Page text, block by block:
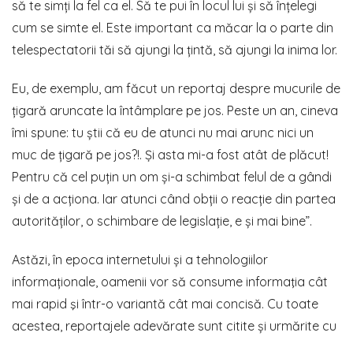
să te simți la fel ca el. Să te pui în locul lui și să înțelegi
cum se simte el. Este important ca măcar la o parte din
telespectatorii tăi să ajungi la țintă, să ajungi la inima lor.
Eu, de exemplu, am făcut un reportaj despre mucurile de
țigară aruncate la întâmplare pe jos. Peste un an, cineva
îmi spune: tu știi că eu de atunci nu mai arunc nici un
muc de țigară pe jos?!. Și asta mi-a fost atât de plăcut!
Pentru că cel puțin un om și-a schimbat felul de a gândi
și de a acționa. Iar atunci când obții o reacție din partea
autorităților, o schimbare de legislație, e și mai bine”.
Astăzi, în epoca internetului și a tehnologiilor
informaționale, oamenii vor să consume informaţia cât
mai rapid şi într-o variantă cât mai concisă. Cu toate
acestea, reportajele adevărate sunt citite și urmărite cu